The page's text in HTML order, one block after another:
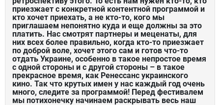
приезжает с конкретной контентной программой и
кто хочет приехать, а не кто-то, кого мы
приглашаем непонятно куда и еще должны за это
платить. Нас смотрят партнеры и меценаты, для
них всех более правильно, когда кто-то приезжает
по доброй воле, хочет этого сам и готов что-то
отдать Украине, особенно в такое непростое время
с одной стороны и с другой стороны – в такое
прекрасное время, как Ренессанс украинского
кино. Так что крутых имен у нас каждый год очень
много, следите за программой! Перед фестивалем
мы потихонечку начинаем раскрывать весь наш